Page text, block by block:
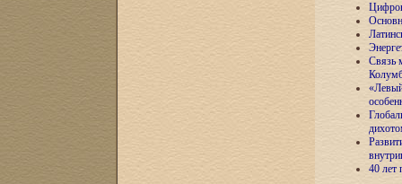
Связь
40 лет